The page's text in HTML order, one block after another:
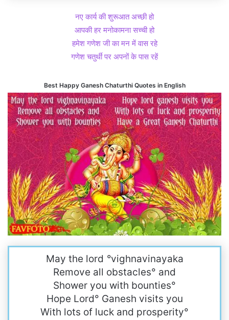
नए कार्य की शुरूआत अच्छी हो
आपकी हर मनोकामना सच्ची हो
हमेश गणेश जी का मन में वास रहे
गणेश चतुर्थी पर अपनों के पास रहें
Best Happy Ganesh Chaturthi Quotes in English
May the lord °vighnavinayaka
Remove all obstacles° and
Shower you with bounties°
Hope Lord° Ganesh visits you
With lots of luck and prosperity°